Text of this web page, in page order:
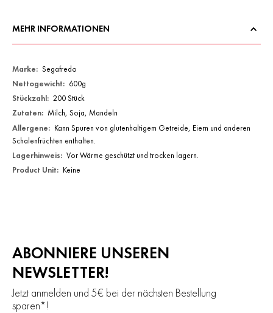
MEHR INFORMATIONEN
Mehr
Informationen
Segafredo
600g
200 Stück
Milch, Soja, Mandeln
Kann Spuren von glutenhaltigem Getreide, Eiern und anderen
Schalenfrüchten enthalten.
Vor Wärme geschützt und trocken lagern.
Keine
ABONNIERE UNSEREN
NEWSLETTER!
Jetzt anmelden und 5€ bei der nächsten Bestellung
sparen*!